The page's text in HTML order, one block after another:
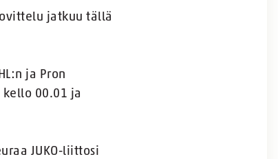
jatkuu tällä
ja Pron
00.01 ja
JUKO-liittosi